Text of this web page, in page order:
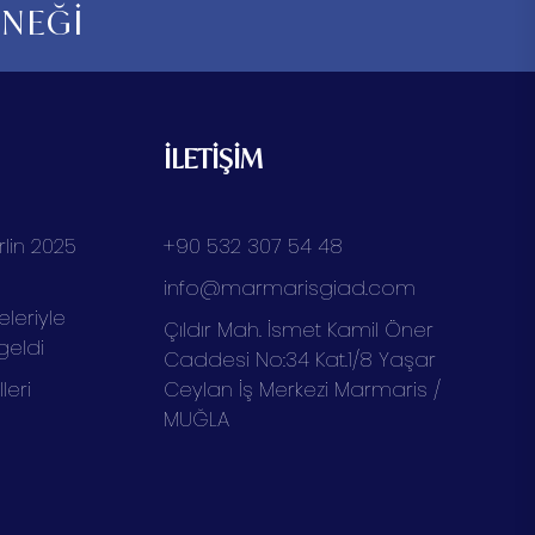
2025
İLETİŞİM
+90 532 307 54 48
info@marmarisgiad.com
Çıldır Mah. İsmet Kamil Öner
Caddesi No:34 Kat.1/8 Yaşar
Ceylan İş Merkezi Marmaris /
MUĞLA